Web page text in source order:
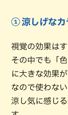
① 涼しげなカ
視覚の効果はす
その中でも「
に大きな効果が
なので使わない
涼し気に感じ